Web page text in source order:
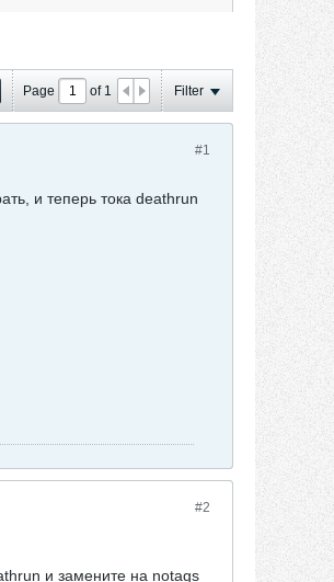
Page of 1 Filter
#1
и теперь тока deathrun
#2
и замените на notags